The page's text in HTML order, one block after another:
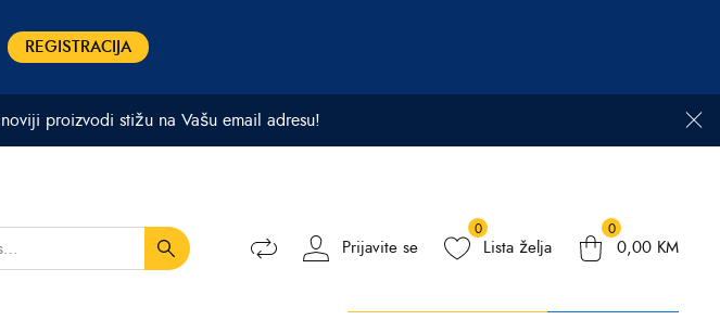
REGISTRACIJA
proizvodi stižu na Vašu email adresu!
Prijavite se
0
Lista želja
0
0,00 KM